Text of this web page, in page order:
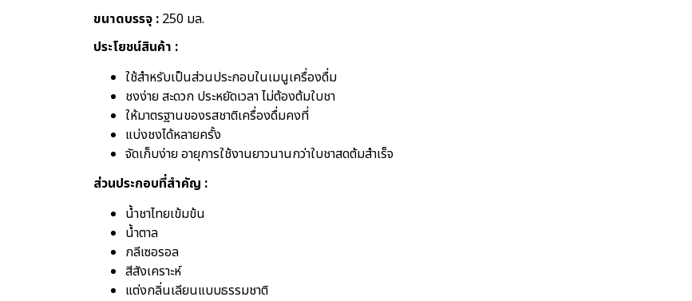
ขนาดบรรจุ : 250 มล.
ประโยชน์สินค้า :
ใช้สำหรับเป็นส่วนประกอบในเมนูเครื่องดื่ม
ชงง่าย สะดวก ประหยัดเวลา ไม่ต้องต้มใบชา
ให้มาตรฐานของรสชาติเครื่องดื่มคงที่
แบ่งชงได้หลายครั้ง
จัดเก็บง่าย อายุการใช้งานยาวนานกว่าใบชาสดต้มสำเร็จ
ส่วนประกอบที่สำคัญ :
น้ำชาไทยเข้มข้น
น้ำตาล
กลีเซอรอล
สีสังเคราะห์
แต่งกลิ่นเลียนแบบธรรมชาติ